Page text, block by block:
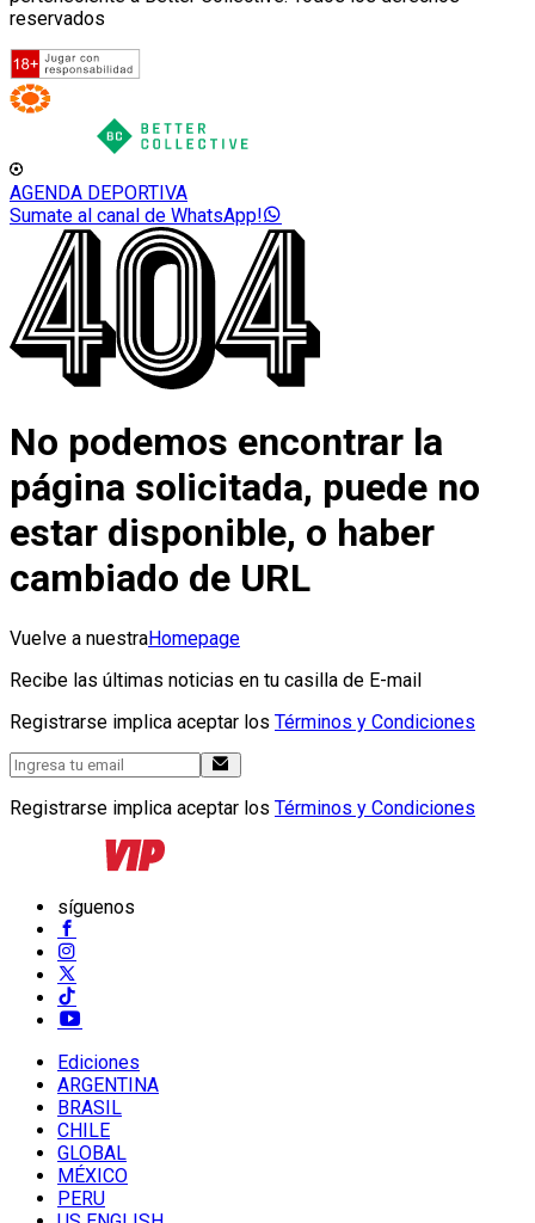
reservados
AGENDA DEPORTIVA
Sumate al canal de WhatsApp!
No podemos encontrar la
página solicitada, puede no
estar disponible, o haber
cambiado de URL
Vuelve a nuestraHomepage
Recibe las últimas noticias en tu casilla de E-mail
Registrarse implica aceptar los Términos y Condiciones
Registrarse implica aceptar los Términos y Condiciones
síguenos
Ediciones
ARGENTINA
BRASIL
CHILE
GLOBAL
MÉXICO
PERU